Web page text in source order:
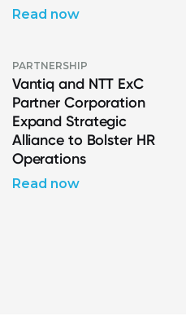
Read now
PARTNERSHIP
Vantiq and NTT ExC
Partner Corporation
Expand Strategic
Alliance to Bolster HR
Operations
Read now